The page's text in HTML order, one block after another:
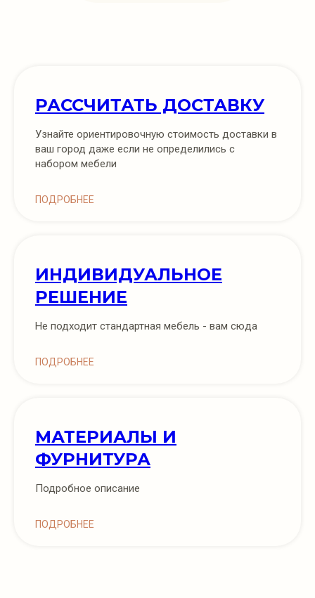
РАССЧИТАТЬ ДОСТАВКУ
Узнайте ориентировочную стоимость доставки в
ваш город даже если не определились с
набором мебели
ПОДРОБНЕЕ
ИНДИВИДУАЛЬНОЕ
РЕШЕНИЕ
Не подходит стандартная мебель - вам сюда
ПОДРОБНЕЕ
МАТЕРИАЛЫ И
ФУРНИТУРА
Подробное описание
ПОДРОБНЕЕ